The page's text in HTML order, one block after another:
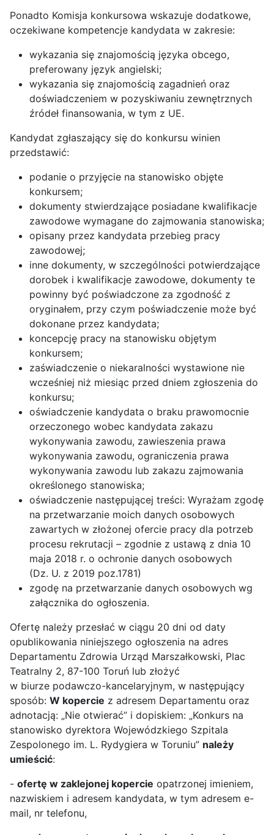
Ponadto Komisja konkursowa wskazuje dodatkowe,
oczekiwane kompetencje kandydata w zakresie:
wykazania się znajomością języka obcego,
preferowany język angielski;
wykazania się znajomością zagadnień oraz
doświadczeniem w pozyskiwaniu zewnętrznych
źródeł finansowania, w tym z UE.
Kandydat zgłaszający się do konkursu winien
przedstawić:
podanie o przyjęcie na stanowisko objęte
konkursem;
dokumenty stwierdzające posiadane kwalifikacje
zawodowe wymagane do zajmowania stanowiska;
opisany przez kandydata przebieg pracy
zawodowej;
inne dokumenty, w szczególności potwierdzające
dorobek i kwalifikacje zawodowe, dokumenty te
powinny być poświadczone za zgodność z
oryginałem, przy czym poświadczenie może być
dokonane przez kandydata;
koncepcję pracy na stanowisku objętym
konkursem;
zaświadczenie o niekaralności wystawione nie
wcześniej niż miesiąc przed dniem zgłoszenia do
konkursu;
oświadczenie kandydata o braku prawomocnie
orzeczonego wobec kandydata zakazu
wykonywania zawodu, zawieszenia prawa
wykonywania zawodu, ograniczenia prawa
wykonywania zawodu lub zakazu zajmowania
określonego stanowiska;
oświadczenie następującej treści: Wyrażam zgodę
na przetwarzanie moich danych osobowych
zawartych w złożonej ofercie pracy dla potrzeb
procesu rekrutacji – zgodnie z ustawą z dnia 10
maja 2018 r. o ochronie danych osobowych
(Dz. U. z 2019 poz.1781)
zgodę na przetwarzanie danych osobowych wg
załącznika do ogłoszenia.
Ofertę należy przesłać w ciągu 20 dni od daty
opublikowania niniejszego ogłoszenia na adres
Departamentu Zdrowia Urząd Marszałkowski, Plac
Teatralny 2, 87-100 Toruń lub złożyć
w biurze podawczo-kancelaryjnym, w następujący
sposób: W kopercie z adresem Departamentu oraz
adnotacją: „Nie otwierać” i dopiskiem: „Konkurs na
stanowisko dyrektora Wojewódzkiego Szpitala
Zespolonego im. L. Rydygiera w Toruniu” należy
umieścić:
- ofertę w zaklejonej kopercie opatrzonej imieniem,
nazwiskiem i adresem kandydata, w tym adresem e-
mail, nr telefonu,